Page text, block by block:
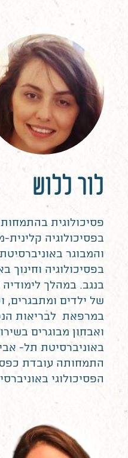
לור ללוש
פסיכולוגית
בפסיכולוגיה
והמבוגר
בפסיכולוגיה וחינוך
בנגב. במהלך
של ילדים ומתבגרים,
במרפאת לבריאות
ואבחון מבוגרים
באוניברסיטת תל-
התמחותה עובדת
הפסיכולוגי